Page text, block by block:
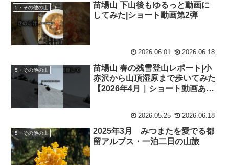
5・その他の山
苗場山 下山後もゆるっと動画に
してみた|ショート動画第2弾
2026.06.01 2026.06.18
5・その他の山
苗場山 春の残雪登山レポート|小
赤沢から山頂湿原まで歩いてみた
【2026年4月｜ショート動画あ
2026.05.25 2026.06.18
5・その他の山
2025年3月 みつまたを愛でる都
留アルプス・一泊二日の山旅